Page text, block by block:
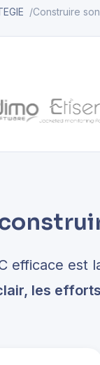
Construire
efficace est
les